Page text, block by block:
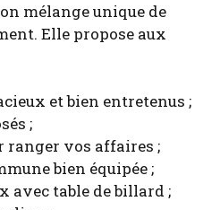
mélange unique de
Elle pro­pose aux
et bien entre­te­nus ;
;
ran­ger vos affaires ;
bien équi­pée ;
avec table de billard ;